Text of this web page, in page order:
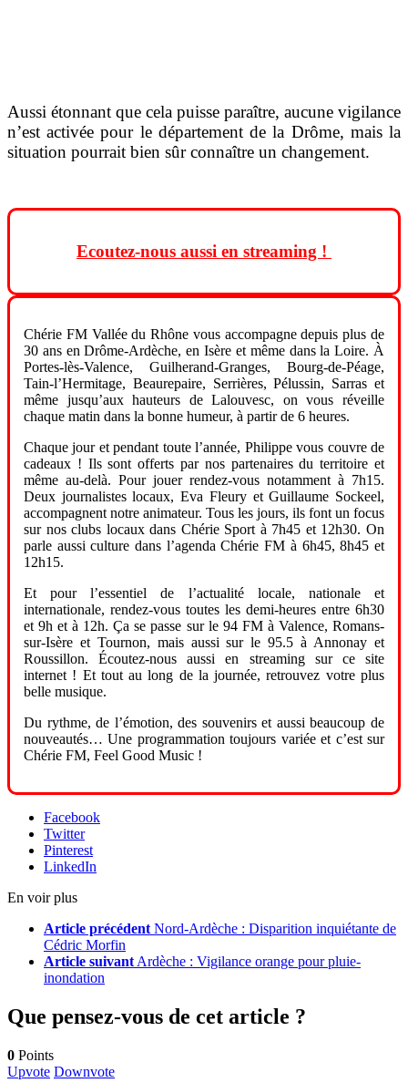
Aussi étonnant que cela puisse paraître, aucune vigilance
n’est activée pour le département de la Drôme, mais la
situation pourrait bien sûr connaître un changement.
Ecoutez-nous aussi en streaming !
Chérie FM Vallée du Rhône vous accompagne depuis plus de
30 ans en Drôme-Ardèche, en Isère et même dans la Loire. À
Portes-lès-Valence, Guilherand-Granges, Bourg-de-Péage,
Tain-l’Hermitage, Beaurepaire, Serrières, Pélussin, Sarras et
même jusqu’aux hauteurs de Lalouvesc, on vous réveille
chaque matin dans la bonne humeur, à partir de 6 heures.
Chaque jour et pendant toute l’année, Philippe vous couvre de
cadeaux ! Ils sont offerts par nos partenaires du territoire et
même au-delà. Pour jouer rendez-vous notamment à 7h15.
Deux journalistes locaux, Eva Fleury et Guillaume Sockeel,
accompagnent notre animateur. Tous les jours, ils font un focus
sur nos clubs locaux dans Chérie Sport à 7h45 et 12h30. On
parle aussi culture dans l’agenda Chérie FM à 6h45, 8h45 et
12h15.
Et pour l’essentiel de l’actualité locale, nationale et
internationale, rendez-vous toutes les demi-heures entre 6h30
et 9h et à 12h. Ça se passe sur le 94 FM à Valence, Romans-
sur-Isère et Tournon, mais aussi sur le 95.5 à Annonay et
Roussillon. Écoutez-nous aussi en streaming sur ce site
internet ! Et tout au long de la journée, retrouvez votre plus
belle musique.
Du rythme, de l’émotion, des souvenirs et aussi beaucoup de
nouveautés… Une programmation toujours variée et c’est sur
Chérie FM, Feel Good Music !
Facebook
Twitter
Pinterest
LinkedIn
En voir plus
Article précédent Nord-Ardèche : Disparition inquiétante de
Cédric Morfin
Article suivant Ardèche : Vigilance orange pour pluie-
inondation
Que pensez-vous de cet article ?
0 Points
Upvote Downvote